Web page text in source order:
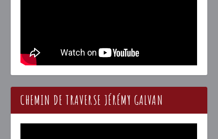
CHEMIN DE TRAVERSE JÉRÉMY GALVAN